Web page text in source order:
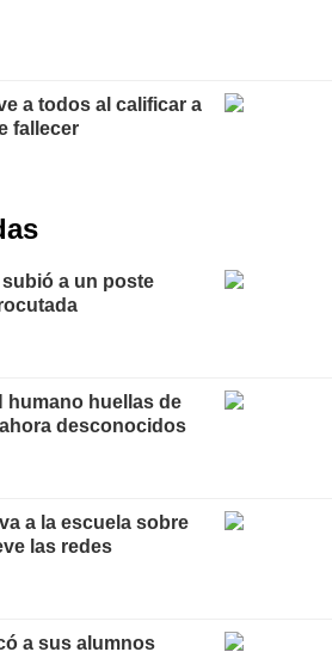
a todos al calificar a
fallecer
a un poste
humano huellas de
desconocidos
a la escuela sobre
las redes
a sus alumnos